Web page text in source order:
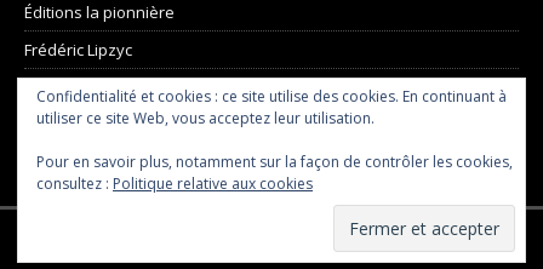
Éditions la pionnière
Frédéric Lipzyc
La Madeleine de Proust
Pôle Proust
le site de Chris Taylor
Droit d'auteur © 2026 | Thème WordPress MH Magazine parMH
Themes
Confidentialité et cookies : ce site utilise des cookies. En continuant à
utiliser ce site Web, vous acceptez leur utilisation.
Pour en savoir plus, notamment sur la façon de contrôler les cookies,
consultez : Politique relative aux cookies